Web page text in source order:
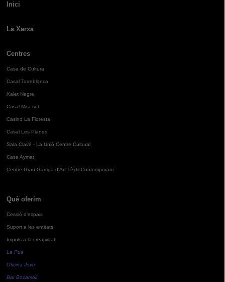
Inici
La Xarxa
Centres
Casa de Cultura
Casal Torreblanca
Xalet Negre
Casal Mira-sol
Casino La Floresta
Casal Les Planes
Sala Clavé - La Unió Centre Cultural
Casa Aymat
Centre Grau-Garriga d'Art Tèxtil Contemporani
Què oferim
Cessió d'espais
Suport a les entitats
Impuls a la creativitat
La Pua
Oficina Jove
Bar Bocamoll